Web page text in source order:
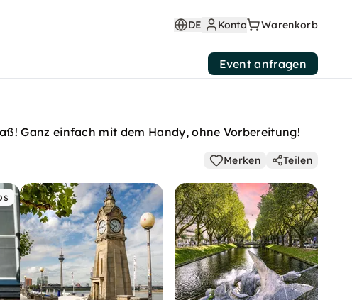
DE Konto Warenkorb
Event anfragen
Ganz einfach mit dem Handy, ohne Vorbereitung!
Merken Teilen